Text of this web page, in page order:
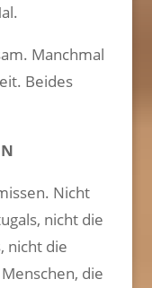
Manchmal
Beides
Nicht
nicht die
nicht die
die